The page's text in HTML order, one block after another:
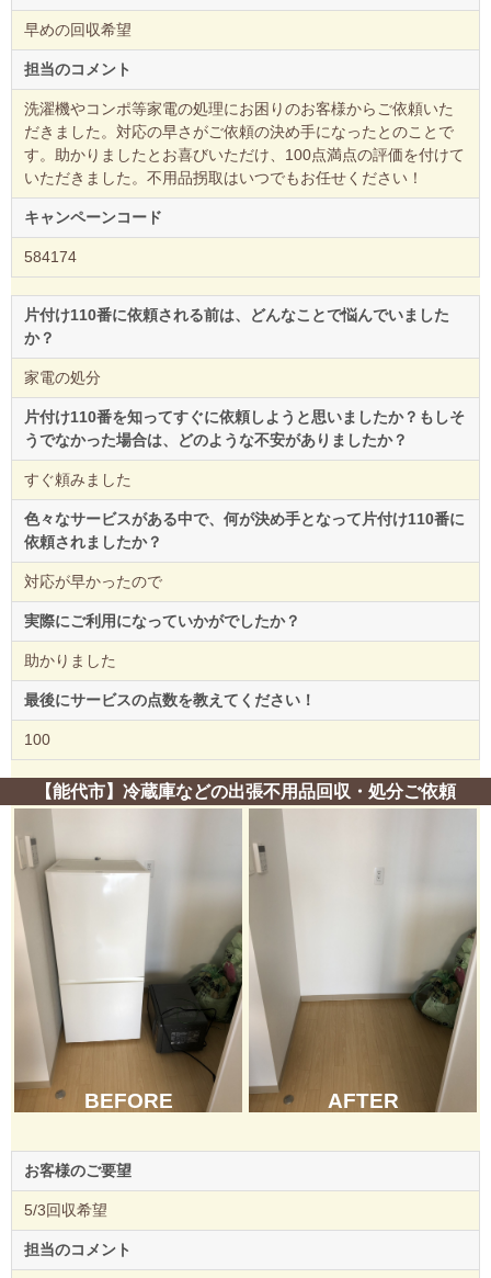
早めの回収希望
担当のコメント
洗濯機やコンポ等家電の処理にお困りのお客様からご依頼いた
だきました。対応の早さがご依頼の決め手になったとのことで
す。助かりましたとお喜びいただけ、100点満点の評価を付けて
いただきました。不用品拐取はいつでもお任せください！
キャンペーンコード
584174
片付け110番に依頼される前は、どんなことで悩んでいました
か？
家電の処分
片付け110番を知ってすぐに依頼しようと思いましたか？もしそ
うでなかった場合は、どのような不安がありましたか？
すぐ頼みました
色々なサービスがある中で、何が決め手となって片付け110番に
依頼されましたか？
対応が早かったので
実際にご利用になっていかがでしたか？
助かりました
最後にサービスの点数を教えてください！
100
【能代市】冷蔵庫などの出張不用品回収・処分ご依頼
BEFORE AFTER
お客様のご要望
5/3回収希望
担当のコメント